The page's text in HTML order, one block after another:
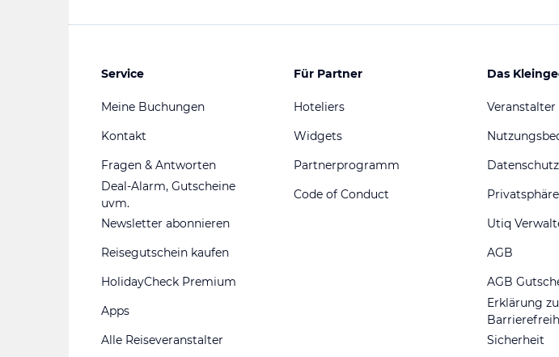
Service
Meine Buchungen
Kontakt
Fragen & Antworten
Deal-Alarm, Gutscheine
uvm.
Newsletter abonnieren
Reisegutschein kaufen
HolidayCheck Premium
Apps
Alle Reiseveranstalter
Für Partner
Hoteliers
Widgets
Partnerprogramm
Code of Conduct
Das
Veranstalter
Datenschutz
Utiq
AGB
AGB
Erklärung
Sicherheit